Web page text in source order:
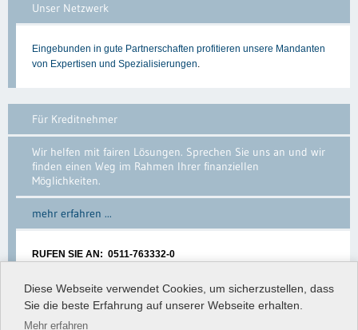
Unser Netzwerk
Eingebunden in gute Partnerschaften profitieren unsere Mandanten
von Expertisen und Spezialisierungen.
Für Kreditnehmer
Wir helfen mit fairen Lösungen. Sprechen Sie uns an und wir
finden einen Weg im Rahmen Ihrer finanziellen
Möglichkeiten.
mehr erfahren ...
RUFEN SIE AN: 0511-763332-0
Kontakt Datenschutz
Verbraucherschlichtung
Impressum
Diese Webseite verwendet Cookies, um sicherzustellen, dass
Sie die beste Erfahrung auf unserer Webseite erhalten.
Mehr erfahren